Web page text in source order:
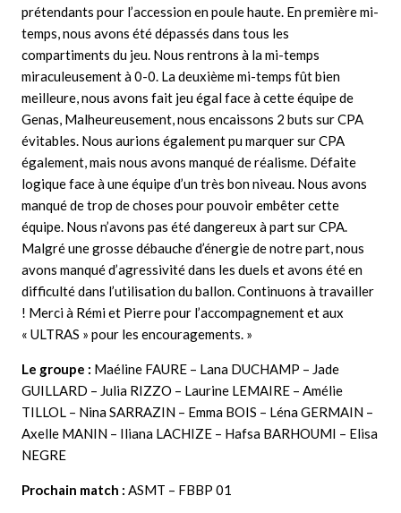
prétendants pour l’accession en poule haute. En première mi-
temps, nous avons été dépassés dans tous les
compartiments du jeu. Nous rentrons à la mi-temps
miraculeusement à 0-0. La deuxième mi-temps fût bien
meilleure, nous avons fait jeu égal face à cette équipe de
Genas, Malheureusement, nous encaissons 2 buts sur CPA
évitables. Nous aurions également pu marquer sur CPA
également, mais nous avons manqué de réalisme. Défaite
logique face à une équipe d’un très bon niveau. Nous avons
manqué de trop de choses pour pouvoir embêter cette
équipe. Nous n’avons pas été dangereux à part sur CPA.
Malgré une grosse débauche d’énergie de notre part, nous
avons manqué d’agressivité dans les duels et avons été en
difficulté dans l’utilisation du ballon. Continuons à travailler
! Merci à Rémi et Pierre pour l’accompagnement et aux
« ULTRAS » pour les encouragements. »
Le groupe : Maéline FAURE – Lana DUCHAMP – Jade
GUILLARD – Julia RIZZO – Laurine LEMAIRE – Amélie
TILLOL – Nina SARRAZIN – Emma BOIS – Léna GERMAIN –
Axelle MANIN – Iliana LACHIZE – Hafsa BARHOUMI – Elisa
NEGRE
Prochain match : ASMT – FBBP 01